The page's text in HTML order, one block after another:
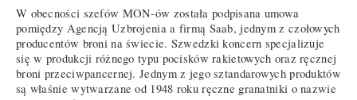
W obecności szefów MON-ów została podpisana umowa
pomiędzy Agencją Uzbrojenia a firmą Saab, jednym z czołowych
producentów broni na świecie. Szwedzki koncern specjalizuje
się w produkcji różnego typu pocisków rakietowych oraz ręcznej
broni przeciwpancernej. Jednym z jego sztandarowych produktów
są właśnie wytwarzane od 1948 roku ręczne granatniki o nazwie